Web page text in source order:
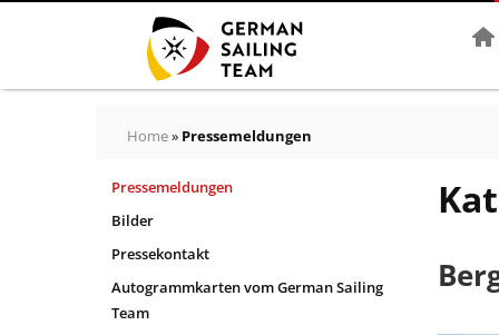
Home» Pressemeldungen
Pressemeldungen
Bilder
Pressekontakt
Autogrammkarten vom German Sailing
Team